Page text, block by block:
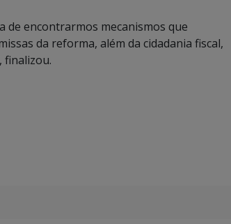
de encontrarmos mecanismos que
da reforma, além da cidadania fiscal,
finalizou.